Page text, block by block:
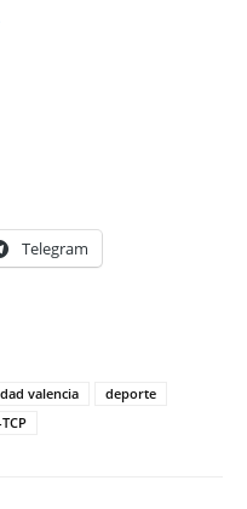
Telegram
valencia
deporte